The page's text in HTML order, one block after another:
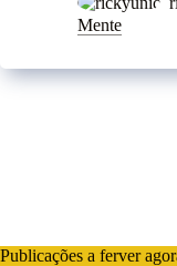
Mente
Publicações a ferver